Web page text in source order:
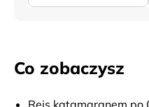
Co zobaczysz
Rejs katamaranem po